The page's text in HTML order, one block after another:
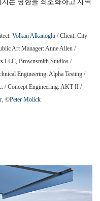
Volkan Alkanoglu / Client: City
Art Manager: Anne Allen /
LLC, Brownsmith Studios /
Engineering: Alpha Testing /
/ Concept Engineering: AKT II /
, ©Peter Molick